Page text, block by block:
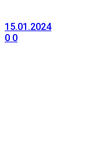
15.01.2024
0 0